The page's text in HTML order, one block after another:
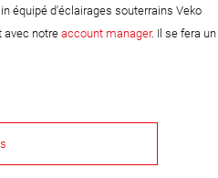
équipé d'éclairages souterrains Veko
avec notre account manager. Il se fera un